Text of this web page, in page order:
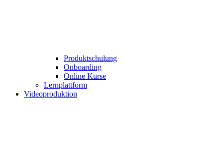
Produktschulung
Onboarding
Online Kurse
Lernplattform
Videoproduktion